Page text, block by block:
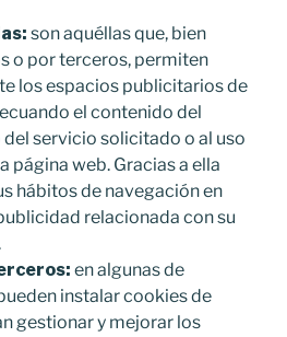
son aquéllas que, bien
o por terceros, permiten
los espacios publicitarios de
el contenido del
servicio solicitado o al uso
página web. Gracias a ella
hábitos de navegación en
relacionada con su
en algunas de
instalar cookies de
gestionar y mejorar los